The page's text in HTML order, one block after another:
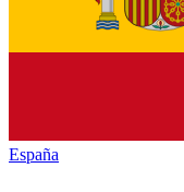
España